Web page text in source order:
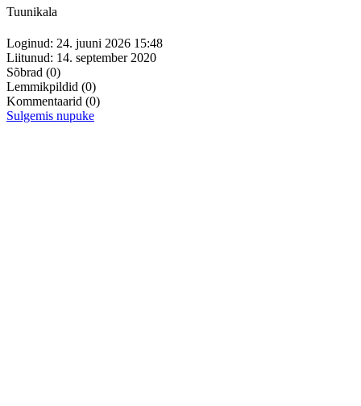
Tuunikala
Loginud: 24. juuni 2026 15:48
Liitunud: 14. september 2020
Sõbrad (0)
Lemmikpildid (0)
Kommentaarid (0)
Sulgemis nupuke